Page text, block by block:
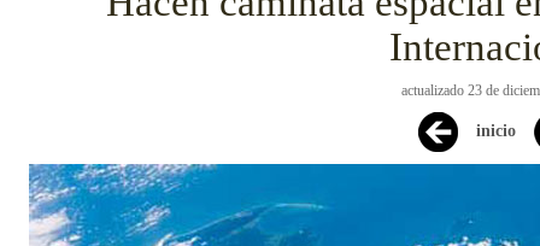
actualizado 23 de
inicio